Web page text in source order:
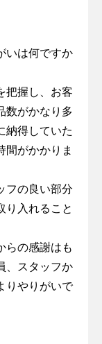
いは何ですか
把握し、お客
数がかなり多
納得していた
間がかかりま
フの良い部分
り入れること
らの感謝はも
、スタッフか
りやりがいで